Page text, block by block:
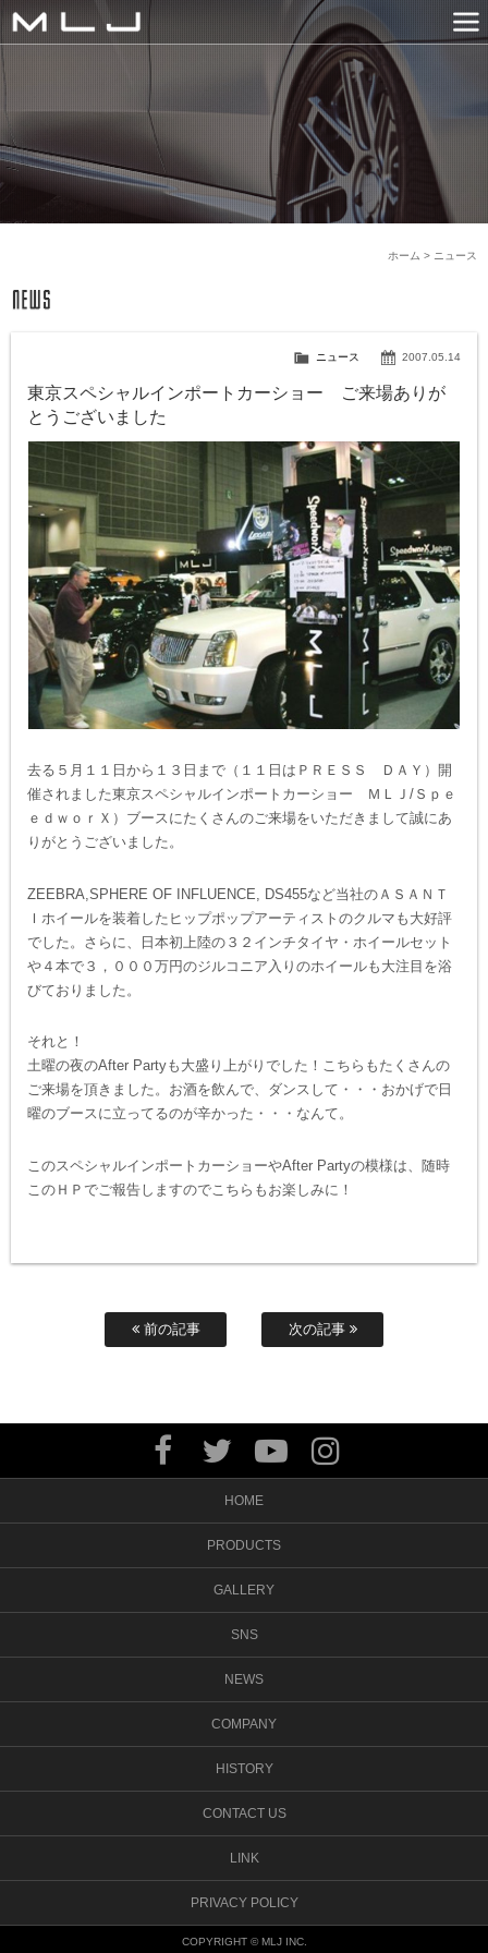
MLJ / Lexani(レクサーニ
PRODUCTS
GALLERY
SNS
NEWS
COMPANY
HISTORY
CONTACT US
LINK
ニュース
ホーム >
2007.05.14
ニュース
東京スペシャルインポートカーショー ご来場ありが
とうございました
去る５月１１日から１３日まで（１１日はＰＲＥＳＳ ＤＡＹ）開
催されました東京スペシャルインポートカーショー ＭＬＪ/Ｓｐｅ
ｅｄｗｏｒＸ）ブースにたくさんのご来場をいただきまして誠にあ
りがとうございました。
ZEEBRA,SPHERE OF INFLUENCE, DS455など当社のＡＳＡＮＴ
Ｉホイールを装着したヒップポップアーティストのクルマも大好評
でした。さらに、日本初上陸の３２インチタイヤ・ホイールセット
や４本で３，０００万円のジルコニア入りのホイールも大注目を浴
びておりました。
それと！
土曜の夜のAfter Partyも大盛り上がりでした！こちらもたくさんの
ご来場を頂きました。お酒を飲んで、ダンスして・・・おかげで日
曜のブースに立ってるのが辛かった・・・なんて。
このスペシャルインポートカーショーやAfter Partyの模様は、随時
このＨＰでご報告しますのでこちらもお楽しみに！
前の記事 次の記事
HOME
PRODUCTS
GALLERY
SNS
NEWS
COMPANY
HISTORY
CONTACT US
LINK
PRIVACY POLICY
COPYRIGHT © MLJ INC.